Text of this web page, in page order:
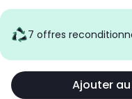
7 offres
Ajouter